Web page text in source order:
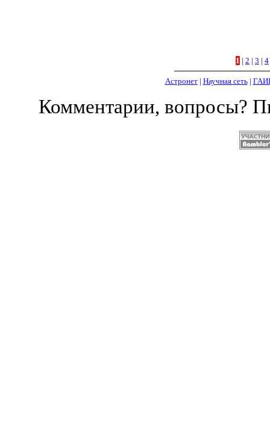
1 | 2 | 3 | 4
Астронет| Научная сеть|
Комментарии, вопросы?